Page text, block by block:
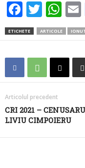
F
a
c
e
b
o
o
k
T
wi
tt
er
W
h
at
s
A
p
p
ETICHETE ARTICOLE
Articolul precedent
CRI 2021 –
LIVIU CIMPOIERU